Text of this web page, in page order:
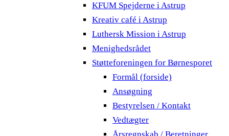
KFUM Spejderne i Astrup
Kreativ café i Astrup
Luthersk Mission i Astrup
Menighedsrådet
Støtteforeningen for Børnesporet
Formål (forside)
Ansøgning
Bestyrelsen / Kontakt
Vedtægter